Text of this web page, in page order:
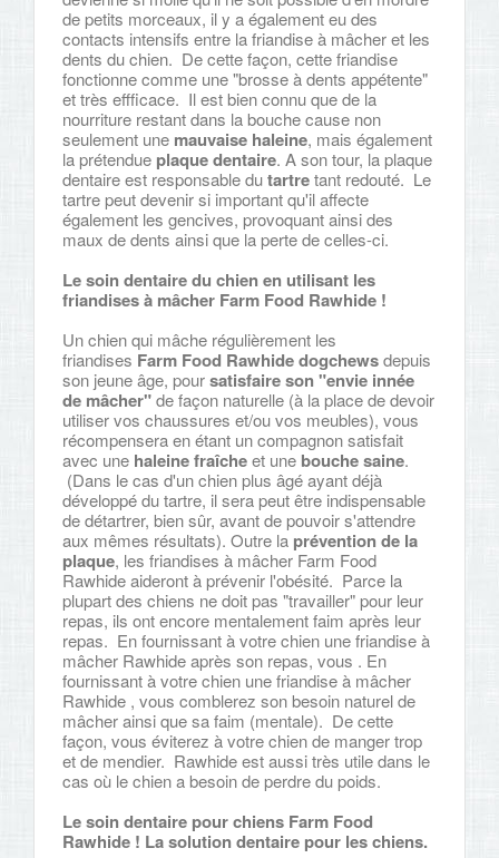
de petits morceaux, il y a également eu des
contacts intensifs entre la friandise à mâcher et les
dents du chien. De cette façon, cette friandise
fonctionne comme une "brosse à dents appétente"
et très effficace. Il est bien connu que de la
nourriture restant dans la bouche cause non
seulement une mauvaise haleine, mais également
la prétendue plaque dentaire. A son tour, la plaque
dentaire est responsable dutartretant redouté. Le
tartre peut devenir si important qu'il affecte
également les gencives, provoquant ainsi des
maux de dents ainsi que la perte de celles-ci.
Le soin dentaire du chien en utilisant les
friandises à mâcher Farm Food Rawhide !
Un chien qui mâche régulièrement les
friandises Farm Food Rawhide dogchewsdepuis
son jeune âge, poursatisfaire son "envie innée
de mâcher"de façon naturelle (à la place de devoir
utiliser vos chaussures et/ou vos meubles), vous
récompensera en étant un compagnon satisfait
avec une haleine fraîcheet une bouche saine.
(Dans le cas d'un chien plus âgé ayant déjà
développé du tartre, il sera peut être indispensable
de détartrer, bien sûr, avant de pouvoir s'attendre
aux mêmes résultats). Outre la prévention de la
plaque, les friandises à mâcher Farm Food
Rawhide aideront à prévenir l'obésité. Parce la
plupart des chiens ne doit pas "travailler" pour leur
repas, ils ont encore mentalement faim après leur
repas. En fournissant à votre chien une friandise à
mâcher Rawhide après son repas, vous . En
fournissant à votre chien une friandise à mâcher
Rawhide , vous comblerez son besoin naturel de
mâcher ainsi que sa faim (mentale). De cette
façon, vous éviterez à votre chien de manger trop
et de mendier. Rawhide est aussi très utile dans le
cas où le chien a besoin de perdre du poids.
Le soin dentaire pour chiens Farm Food
Rawhide ! La solution dentaire pour les chiens.